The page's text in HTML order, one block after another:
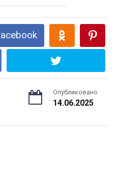
Опубликовано
14.06.2025